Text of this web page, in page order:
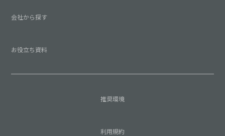
会社から探す
お役立ち資料
推奨環境
利用規約